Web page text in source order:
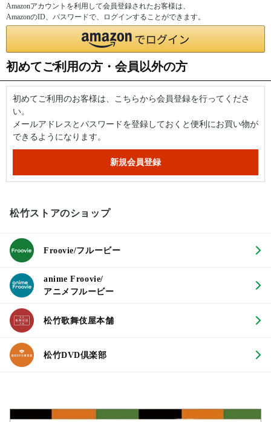
Amazonアカウントを利用して会員登録されたお客様は、
AmazonのID、パスワードで、ログインすることができます。
初めてご利用の方・会員以外の方
初めてご利用のお客様は、こちらから会員登録を行ってくださ
い。
メールアドレスとパスワードを登録しておくと便利にお買い物が
できるようになります。
松竹ストアのショップ
Froovie/フルービー
anime Froovie/
アニメフルービー
松竹歌舞伎屋本舗
松竹DVD倶楽部